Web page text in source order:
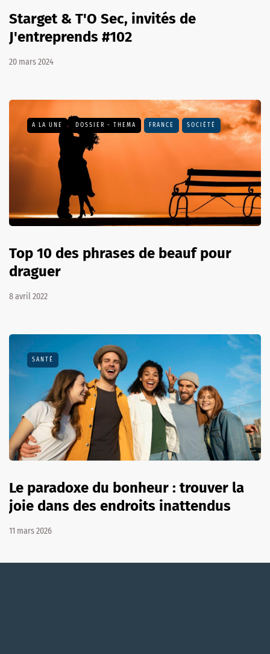
Starget & T'O Sec, invités de
J'entreprends #102
20 mars 2024
A LA UNE DOSSIER - THEMA FRANCE SOCIÉTÉ
Top 10 des phrases de beauf pour
draguer
8 avril 2022
SANTÉ
Le paradoxe du bonheur : trouver la
joie dans des endroits inattendus
11 mars 2026